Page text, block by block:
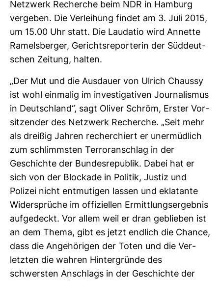
Netz­werk Recherche beim NDR in Ham­burg
ver­geben. Die Ver­lei­hung findet am 3. Juli 2015,
um 15.00 Uhr statt. Die Lau­datio wird Annette
Ramels­berger, Gerichts­re­por­terin der Süd­deut­
schen Zei­tung, halten.
„Der Mut und die Aus­dauer von Ulrich Chaussy
ist wohl ein­malig im inves­ti­ga­tiven Jour­na­lismus
in Deutsch­land“, sagt Oliver Schröm, Erster Vor­
sit­zender des Netz­werk Recherche. „Seit mehr
als dreißig Jahren recher­chiert er uner­müd­lich
zum schlimmsten Ter­ror­an­schlag in der
Geschichte der Bun­des­re­pu­blik. Dabei hat er
sich von der Blo­ckade in Politik, Justiz und
Polizei nicht ent­mu­tigen lassen und ekla­tante
Wider­sprüche im offi­zi­ellen Ermitt­lungs­er­gebnis
auf­ge­deckt. Vor allem weil er dran geblieben ist
an dem Thema, gibt es jetzt end­lich die Chance,
dass die Ange­hö­rigen der Toten und die Ver­
letzten die wahren Hin­ter­gründe des
schwersten Anschlags in der Geschichte der